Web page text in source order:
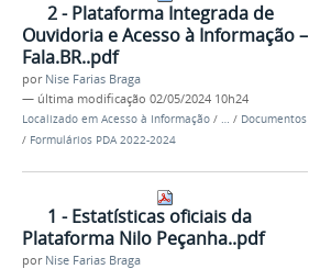
2 - Plataforma Integrada de
Ouvidoria e Acesso à Informação –
Fala.BR..pdf
por Nise Farias Braga
— última modificação 02/05/2024 10h24
Localizado em Acesso à Informação / … / Documentos
/ Formulários PDA 2022-2024
1 - Estatísticas oficiais da
Plataforma Nilo Peçanha..pdf
por Nise Farias Braga